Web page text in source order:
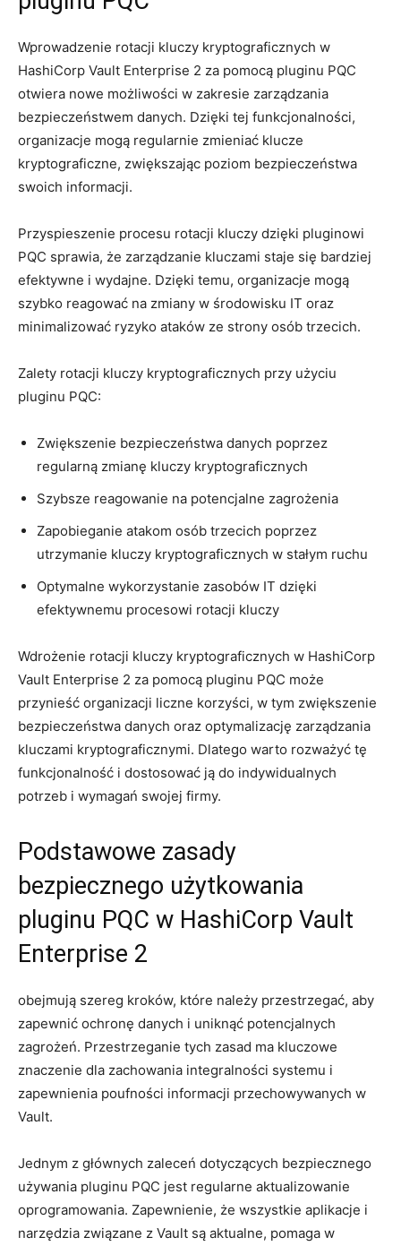
Wprowadzenie rotacji​ kluczy kryptograficznych w
HashiCorp Vault​ Enterprise 2 za pomocą ⁣pluginu PQC⁢
otwiera nowe​ możliwości w zakresie zarządzania
⁢bezpieczeństwem danych. Dzięki tej funkcjonalności,
organizacje⁤ mogą regularnie zmieniać klucze⁤
kryptograficzne,‍ zwiększając poziom bezpieczeństwa
⁤swoich informacji.
Przyspieszenie procesu rotacji kluczy dzięki pluginowi
PQC⁣ sprawia, że zarządzanie kluczami staje się bardziej‌
efektywne i ⁢wydajne. Dzięki temu, ‍organizacje mogą‍
szybko ‌reagować na zmiany ⁢w środowisku IT ⁤oraz
minimalizować ⁢ryzyko ⁤ataków ‍ze strony‍ osób trzecich.
Zalety rotacji kluczy kryptograficznych przy użyciu
pluginu‌ PQC:
Zwiększenie bezpieczeństwa danych ‍poprzez
regularną zmianę kluczy ‍kryptograficznych
Szybsze reagowanie na potencjalne zagrożenia
Zapobieganie⁤ atakom osób ⁣trzecich poprzez
utrzymanie kluczy kryptograficznych w stałym ruchu
Optymalne wykorzystanie zasobów⁣ IT​ dzięki
efektywnemu procesowi rotacji kluczy
Wdrożenie​ rotacji kluczy kryptograficznych w‍ HashiCorp
Vault Enterprise 2​ za pomocą pluginu PQC‍ może
przynieść organizacji liczne‌ korzyści, w ⁤tym zwiększenie
bezpieczeństwa‍ danych ‍oraz optymalizację zarządzania
kluczami ​kryptograficznymi. Dlatego‌ warto‌ rozważyć tę​
funkcjonalność ​i dostosować⁣ ją do ‍indywidualnych
potrzeb​ i wymagań swojej firmy.
Podstawowe zasady
bezpiecznego użytkowania ​
pluginu⁣ PQC w HashiCorp Vault
Enterprise 2
obejmują ⁤szereg kroków, które należy przestrzegać, aby ​
zapewnić ochronę danych i​ uniknąć potencjalnych
zagrożeń. ⁤Przestrzeganie tych zasad ma​ kluczowe
znaczenie dla ⁤zachowania ‌integralności​ systemu i
zapewnienia poufności ⁣informacji przechowywanych w
Vault.
Jednym z głównych zaleceń ⁤dotyczących bezpiecznego
używania pluginu ​PQC ⁣jest regularne aktualizowanie
oprogramowania. Zapewnienie, że wszystkie⁢ aplikacje⁢ i​
narzędzia związane z Vault są aktualne, pomaga w